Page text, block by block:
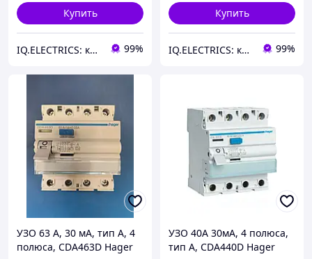
Купить
IQ.ELECTRICS: купить электрику оптом 99%
Купить
IQ.ELECTRICS: купить электрику оптом 99%
УЗО 63 А, 30 мА, тип А, 4
полюса, CDA463D Hager
УЗО 40А 30мА, 4 полюса,
тип А, CDA440D Hager